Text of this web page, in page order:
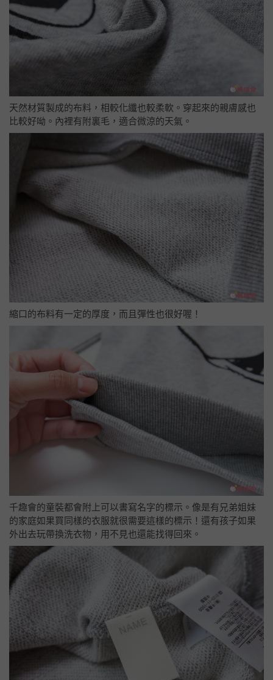
天然材質製成的布料，相較化纖也較柔軟。穿起來的親膚感也
比較好呦。內裡有附裏毛，適合微涼的天氣。
縮口的布料有一定的厚度，而且彈性也很好喔！
千趣會的童裝都會附上可以書寫名字的標示。像是有兄弟姐妹
的家庭如果買同樣的衣服就很需要這樣的標示！還有孩子如果
外出去玩帶換洗衣物，用不見也還能找得回來。